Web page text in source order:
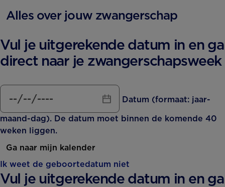
Alles over jouw zwangerschap
Vul je uitgerekende datum in en ga
direct naar je zwangerschapsweek
Datum (formaat: jaar-
maand-dag). De datum moet binnen de komende 40
weken liggen.
Ga naar mijn kalender
Ik weet de geboortedatum niet
Vul je uitgerekende datum in en ga